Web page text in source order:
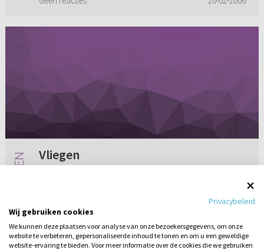
Vliegen
ontvangen om op te leven? Daarbij ook de
teksten in Efeze 2:1 en 2: “En u heeft Hij mede
levend gemaakt, daar...
Geen reacties 20-02-2009
Privacybeleid
Wij gebruiken cookies
We kunnen deze plaatsen voor analyse van onze bezoekersgegevens, om onze
website te verbeteren, gepersonaliseerde inhoud te tonen en om u een geweldige
website-ervaring te bieden. Voor meer informatie over de cookies die we gebruiken